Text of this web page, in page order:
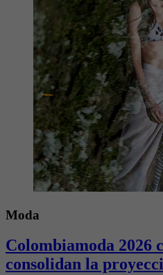
Moda
Colombiamoda 2026
consolidan la